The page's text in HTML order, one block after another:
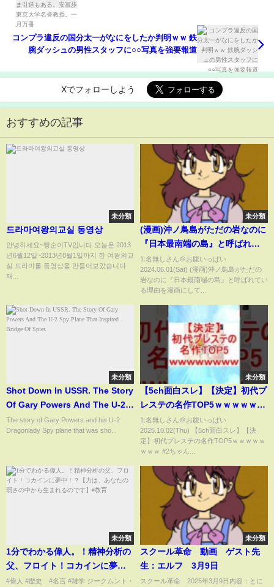
コンプラ違反の国分太一がなにをしたか判明ｗｗ 鉄
腕ダッシュの男性スタッフに○○写真を強要報道
Xでフォローしよう
おすすめの記事
未分類
드라마여왕의교실 동영상
안녕하세요~빵순이TV입니다 오늘은 2013
년6월12일~2013년8월1일까지 한 여왕의교
실 드라마를 동영상을 만들어보았습니다
재...
未分類
(漫画)沖ノ鳥島がただの岩なのに
『日本最南端の島』と呼ばれて
いる理由を漫画にしてみた(マン
ガで分かる)
1:名無しさん＠お腹いっぱい
2024.06.01(Sat) (漫画)沖ノ鳥島がただの
岩なのに『日本最南端の島』と呼ばれてい
る理由を漫画にして...
未分類
Shot Down In USSR. The Story
Of Gary Powers And The U-2
Spy Plane That Inspired
Bridge Of Spies
The story of Gary Powers and his U-2
Dragonlady Spy plane that was sho...
未分類
【5ch面白スレ】【決定】初代プ
レステの名作TOP5ｗｗｗｗｗｗ
ｗｗ #2ちゃんまとめ #2ch面白
いスレ
1:名無しさん＠お腹いっぱい
2025.10.02(Thu) 【5ch面白スレ】【決
定】初代プレステの名作TOP5ｗｗｗｗｗ
ｗｗｗ #2ちゃん...
未分類
1分でわかる偉人。！精神分析の
父、フロイト！コカインに夢
中！？【力は、あなたの弱さの
#偉人 #歴史 #名言 #雑学 ジークムント・
未分類
スクール革命 動画 ゲスト先
生：エルフ 3月9日
スクール革命 2025年3月9日内容：とに